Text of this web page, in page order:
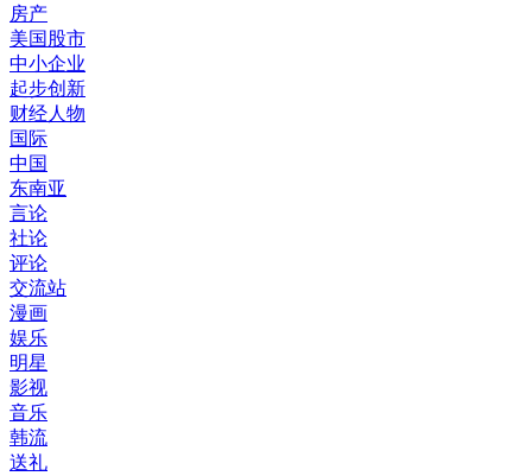
房产
美国股市
中小企业
起步创新
财经人物
国际
中国
东南亚
言论
社论
评论
交流站
漫画
娱乐
明星
影视
音乐
韩流
送礼